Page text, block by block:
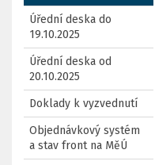
Úřední deska do
19.10.2025
Úřední deska od
20.10.2025
Doklady k vyzvednutí
Objednávkový systém
a stav front na MěÚ